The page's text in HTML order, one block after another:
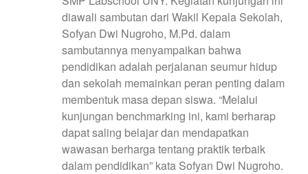
diawali sambutan dari Wakil Kepala Sekolah,
Sofyan Dwi Nugroho, M.Pd. dalam
sambutannya menyampaikan bahwa
pendidikan adalah perjalanan seumur hidup
dan sekolah memainkan peran penting dalam
membentuk masa depan siswa. “Melalui
kunjungan benchmarking ini, kami berharap
dapat saling belajar dan mendapatkan
wawasan berharga tentang praktik terbaik
dalam pendidikan” kata Sofyan Dwi Nugroho.